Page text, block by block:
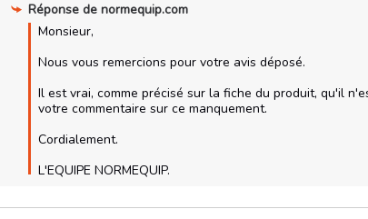
Réponse denormequip.com
Monsieur,
Nous vous remercions pour votre avis déposé.
Il est vrai, comme précisé sur la fiche du produit, qu'il
votre commentaire sur ce manquement.
Cordialement.
L'EQUIPE NORMEQUIP.